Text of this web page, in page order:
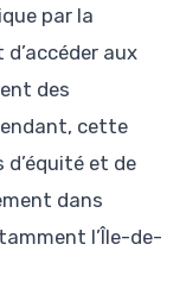
par la
aux
des
cette
d’équité et de
dans
l’Île-de-